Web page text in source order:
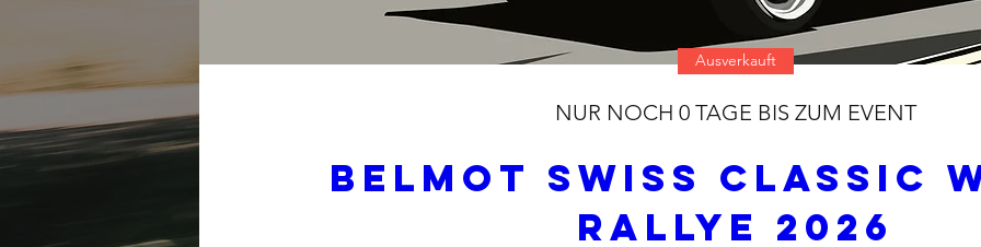
Ausverkauft
NUR NOCH 0 TAGE BIS ZUM EVENT
BELMOT SWISS CLASSIC
RALLYE 2026